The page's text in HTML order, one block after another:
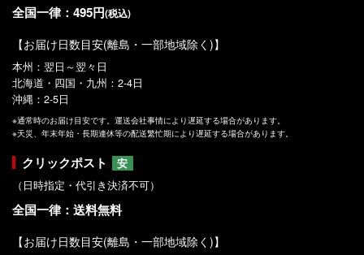
全国一律：495円(税込)
【お届け日数目安(離島・一部地域除く)】
本州：翌日～翌々日
北海道・四国・九州：2-4日
沖縄：2-5日
※通常時のお届け目安です。運送会社事情により遅延する場合があります。
※天災、年末年始・長期連休等の配送繁忙期により遅延する場合があります。
クリックポスト
安
（日時指定・代引き決済不可）
全国一律：送料無料
【お届け日数目安(離島・一部地域除く)】